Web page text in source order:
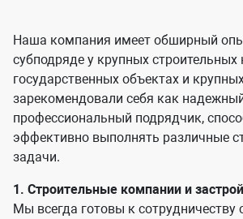
Наша компания имеет обширный
субподряде у крупных строительных
государственных объектах и
зарекомендовали себя как
профессиональный подрядчик,
эффективно выполнять различные
задачи.
1. Строительные компании и
Мы всегда готовы к сотрудничеству